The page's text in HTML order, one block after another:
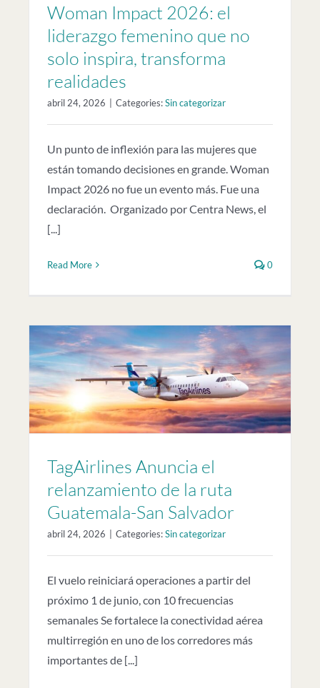
Woman Impact 2026: el
liderazgo femenino que no
solo inspira, transforma
realidades
abril 24, 2026 | Categories:Sin categorizar
Un punto de inflexión para las mujeres que
están tomando decisiones en grande. Woman
Impact 2026 no fue un evento más. Fue una
declaración. Organizado por Centra News, el
[...]
Read More 0
TagAirlines Anuncia el
relanzamiento de la ruta
Guatemala-San Salvador
abril 24, 2026 Categories:Sin categorizar
El vuelo reiniciará operaciones a partir del
próximo 1 de junio, con 10 frecuencias
semanales Se fortalece la conectividad aérea
multirregión en uno de los corredores más
importantes de [...]